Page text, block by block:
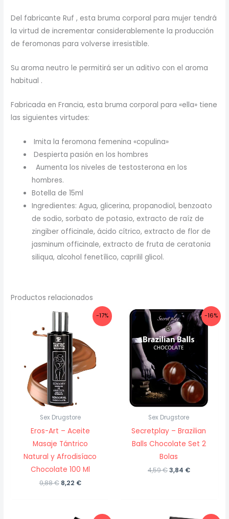
Del fabricante Ruf , esta bruma corporal para mujer tendrá
la virtud de incrementar considerablemente la producción
de feromonas para volverse irresistible.
Su aroma neutro le permitirá ser un aditivo con el aroma
habitual .
Fabricada en Francia, esta bruma corporal para «ella» tiene
las siguientes virtudes:
Imita la feromona femenina «copulina»
Despierta pasión en los hombres
Aumenta los niveles de testosterona en los
hombres.
Botella de 15ml
Ingredientes: Agua, glicerina, propanodiol, benzoato
de sodio, sorbato de potasio, extracto de raíz de
zingiber officinale, ácido cítrico, extracto de flor de
jasminum officinale, extracto de fruta de ceratonia
siliqua, alcohol fenetílico, caprilil glicol.
Productos relacionados
-17%
Sex Drugstore
Eros-Art – Aceite
Masaje Tántrico
Natural y Afrodisíaco
Chocolate 100 Ml
9,88€ El
9,88 €.
8,22 €El
8,22 €.
-16%
Sex Drugstore
Secretplay – Brazilian
Balls Chocolate Set 2
Bolas
4,59€El
3,84 €El